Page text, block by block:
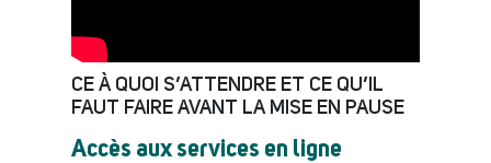
CE À QUOI S’ATTENDRE ET CE QU’IL
FAUT FAIRE AVANT LA MISE EN PAUSE
Accès aux services en ligne